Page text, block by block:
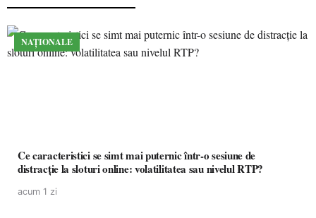
NAȚIONALE
Ce caracteristici se simt mai puternic într-o sesiune de
distracție la sloturi online: volatilitatea sau nivelul RTP?
acum 1 zi